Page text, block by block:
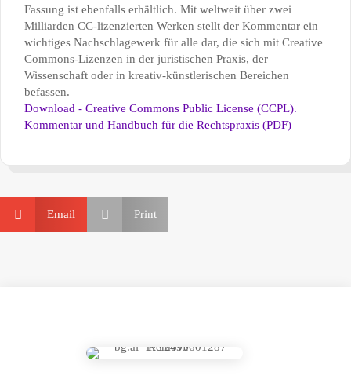
Fassung ist ebenfalls erhältlich. Mit weltweit über zwei
Milliarden CC-lizenzierten Werken stellt der Kommentar ein
wichtiges Nachschlagewerk für alle dar, die sich mit Creative
Commons-Lizenzen in der juristischen Praxis, der
Wissenschaft oder in kreativ-künstlerischen Bereichen
befassen.
Download - Creative Commons Public License (CCPL).
Kommentar und Handbuch für die Rechtspraxis (PDF)
 Email  Print